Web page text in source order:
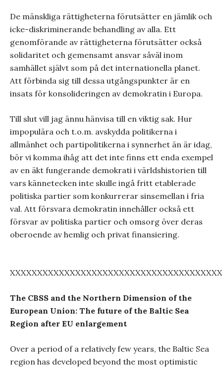
De mänskliga rättigheterna förutsätter en jämlik och
icke-diskriminerande behandling av alla. Ett
genomförande av rättigheterna förutsätter också
solidaritet och gemensamt ansvar såväl inom
samhället självt som på det internationella planet.
Att förbinda sig till dessa utgångspunkter är en
insats för konsolideringen av demokratin i Europa.
Till slut vill jag ännu hänvisa till en viktig sak. Hur
impopulära och t.o.m. avskydda politikerna i
allmänhet och partipolitikerna i synnerhet än är idag,
bör vi komma ihåg att det inte finns ett enda exempel
av en äkt fungerande demokrati i världshistorien till
vars kännetecken inte skulle ingå fritt etablerade
politiska partier som konkurrerar sinsemellan i fria
val. Att försvara demokratin innehåller också ett
försvar av politiska partier och omsorg över deras
oberoende av hemlig och privat finansiering.
The CBSS and the Northern Dimension of the
European Union: The future of the Baltic Sea
Region after EU enlargement
Over a period of a relatively few years, the Baltic Sea
region has developed beyond the most optimistic